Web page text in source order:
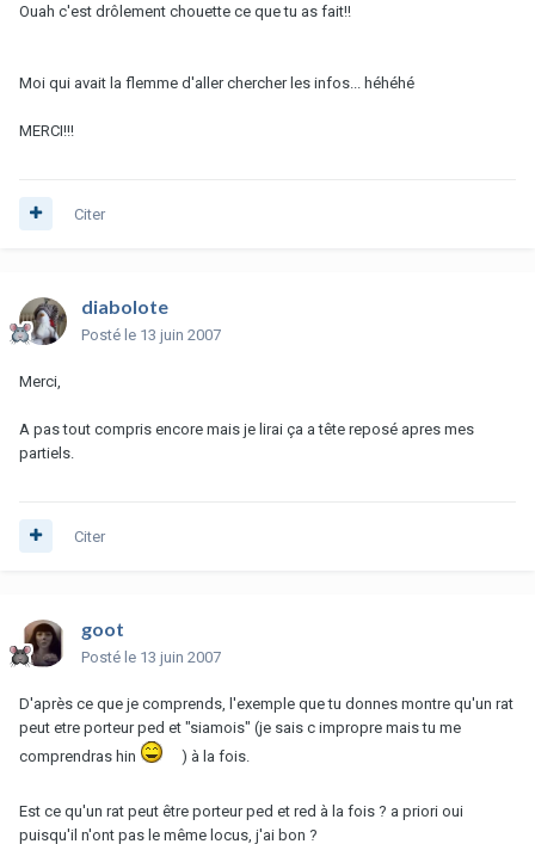
Ouah c'est drôlement chouette ce que tu as fait!!
Moi qui avait la flemme d'aller chercher les infos... héhéhé
MERCI!!!
Citer
diabolote
Posté le 13 juin 2007
Merci,
A pas tout compris encore mais je lirai ça a tête reposé apres mes
partiels.
Citer
goot
Posté le 13 juin 2007
D'après ce que je comprends, l'exemple que tu donnes montre qu'un rat
peut etre porteur ped et "siamois" (je sais c impropre mais tu me
comprendras hin
) à la fois.
Est ce qu'un rat peut être porteur ped et red à la fois ? a priori oui
puisqu'il n'ont pas le même locus, j'ai bon ?